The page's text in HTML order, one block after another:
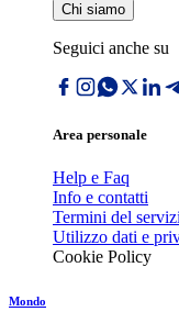
Chi siamo
Seguici anche su
Area personale
Help e Faq
Info e contatti
Termini del
Utilizzo dati e
Cookie Policy
Mondo